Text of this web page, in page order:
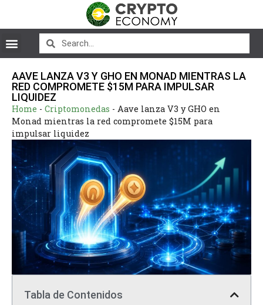
AAVE LANZA V3 Y GHO EN MONAD MIENTRAS LA
RED COMPROMETE $15M PARA IMPULSAR
LIQUIDEZ
Home - Criptomonedas - Aave lanza V3 y GHO en
Monad mientras la red compromete $15M para
impulsar liquidez
Tabla de Contenidos